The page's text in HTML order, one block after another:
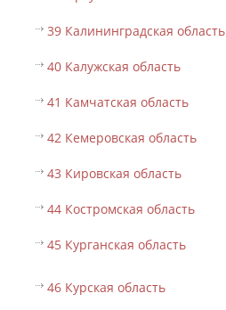
39 Калининградская область
40 Калужская область
41 Камчатская область
42 Кемеровская область
43 Кировская область
44 Костромская область
45 Курганская область
46 Курская область